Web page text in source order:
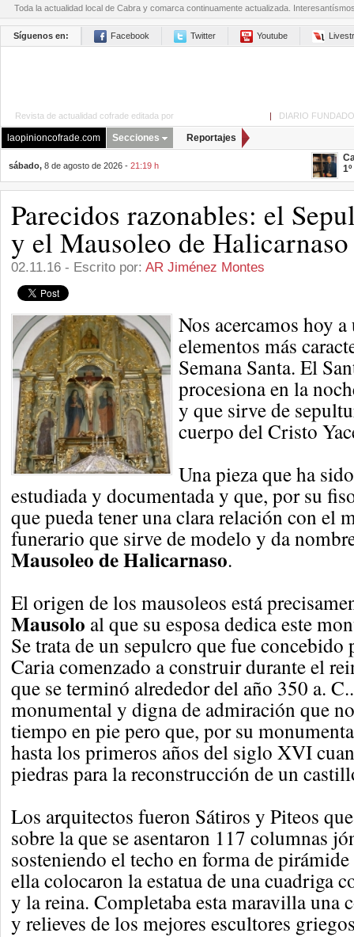
Toda la actualidad local de Cabra y comarca continuamente actualizada.
Síguenos en: Facebook Twitter Youtube
Revista de actualidad cofrade editada por | DIARIO
laopinioncofrade.com Secciones Reportajes
sábado, 8 de agosto de 2026 - 21:19 h
Parecidos razonables: el
y el Mausoleo de Halicarnaso
02.11.16 - Escrito por: AR Jiménez Montes
Nos acercamos hoy
elementos más
Semana Santa. El
procesiona en la
y que sirve de
cuerpo del Cristo
Una pieza que ha
estudiada y documentada y que, por su
que pueda tener una clara relación con el
funerario que sirve de modelo y da
Mausoleo de Halicarnaso.
El origen de los mausoleos está
Mausolo al que su esposa dedica este
Se trata de un sepulcro que fue
Caria comenzado a construir durante el
que se terminó alrededor del año 350 a.
monumental y digna de admiración que
tiempo en pie pero que, por su
hasta los primeros años del siglo XVI
piedras para la reconstrucción de un
Los arquitectos fueron Sátiros y Piteos
sobre la que se asentaron 117 columnas
sosteniendo el techo en forma de
ella colocaron la estatua de una cuadriga
y la reina. Completaba esta maravilla una
y relieves de los mejores escultores